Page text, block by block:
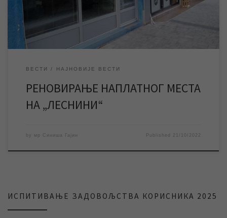
КОНФЕРЕНЦИЈА „ВОДОВОД И КАНАЛИЗАЦИЈА 2022“ У
ЗРЕЊАНИНУ ПЕТ НАСЕЉЕНИХ МЕСТА ДОБИЛО НОВЕ […]
ВЕСТИ НАЈНОВИЈЕ ВЕСТИ
РЕНОВИРАЊЕ НАПЛАТНОГ МЕСТА
НА „ЛЕСНИНИ“
by мр Синиша Гајин Published 21/10/2022
ИСПИТИВАЊЕ ЗАДОВОЉСТВА КОРИСНИКА 2025